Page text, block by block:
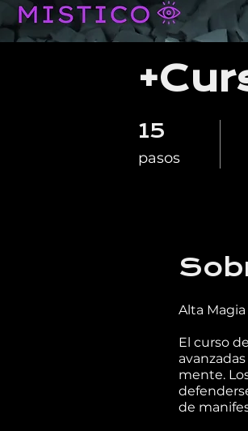
15
pasos
15 pasos
Alta Magia
El curso
mente.
de